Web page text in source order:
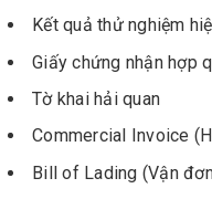
Kết quả thử nghiệm
Giấy chứng nhận hợp
Tờ khai hải quan
Commercial Invoice
Bill of Lading (Vận